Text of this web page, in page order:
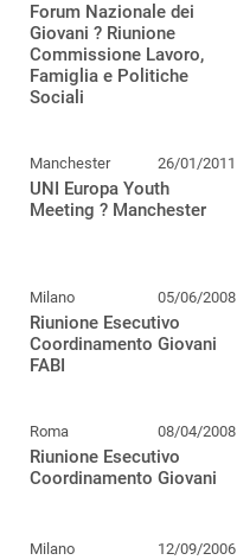
Forum Nazionale dei
Giovani ? Riunione
Commissione Lavoro,
Famiglia e Politiche
Sociali
Manchester 26/01/2011
UNI Europa Youth
Meeting ? Manchester
Milano 05/06/2008
Riunione Esecutivo
Coordinamento Giovani
FABI
Roma 08/04/2008
Riunione Esecutivo
Coordinamento Giovani
Milano 12/09/2006